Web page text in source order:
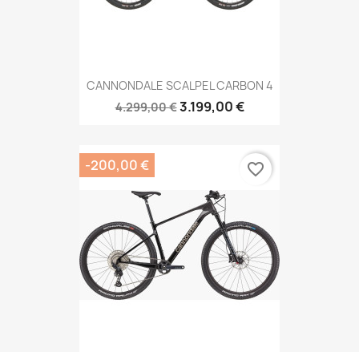
CANNONDALE SCALPEL CARBON 4
4.299,00 €3.199,00 €
-200,00 € favorite_border